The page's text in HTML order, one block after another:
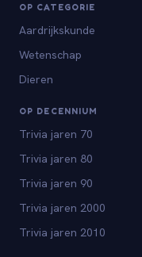
OP CATEGORIE
Aardrijkskunde
Wetenschap
Dieren
OP DECENNIUM
Trivia jaren 70
Trivia jaren 80
Trivia jaren 90
Trivia jaren 2000
Trivia jaren 2010